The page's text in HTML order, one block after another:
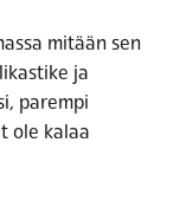
mitään sen
ja
parempi
ole kalaa